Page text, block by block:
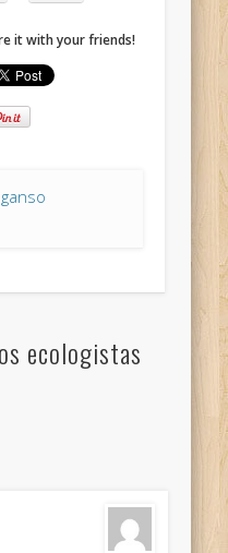
it with your friends!
ganso
ecologistas